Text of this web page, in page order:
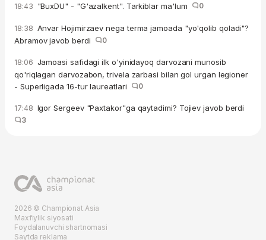
18:43 "BuxDU" - "G'azalkent". Tarkiblar ma'lum 0
18:38 Anvar Hojimirzaev nega terma jamoada "yo'qolib qoladi"?
Abramov javob berdi
0
18:06 Jamoasi safidagi ilk o'yinidayoq darvozani munosib
qo'riqlagan darvozabon, trivela zarbasi bilan gol urgan legioner
- Superligada 16-tur laureatlari
0
17:48 Igor Sergeev "Paxtakor"ga qaytadimi? Tojiev javob berdi
3
2026 © Championat.Asia
Maxfiylik siyosati
Foydalanuvchi shartnomasi
Saytda reklama